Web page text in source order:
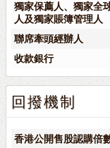
獨家保薦人、獨家全
人及獨家賬簿管理人
聯席牽頭經辦人
收款銀行
回撥機制
香港公開售股認購倍